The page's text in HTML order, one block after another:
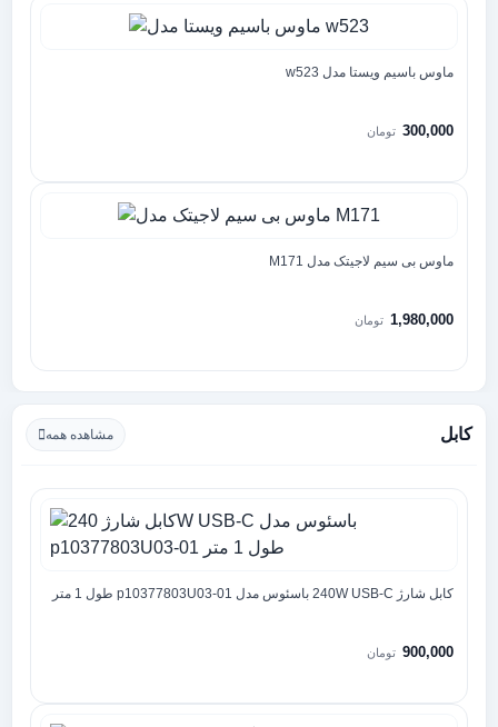
ماوس باسیم ویستا مدل w523
300,000 تومان
ماوس بی سیم لاجیتک مدل M171
1,980,000 تومان
کابل مشاهده همه
کابل شارژ 240W USB-C باسئوس مدل p10377803U03-01 طول 1 متر
900,000 تومان